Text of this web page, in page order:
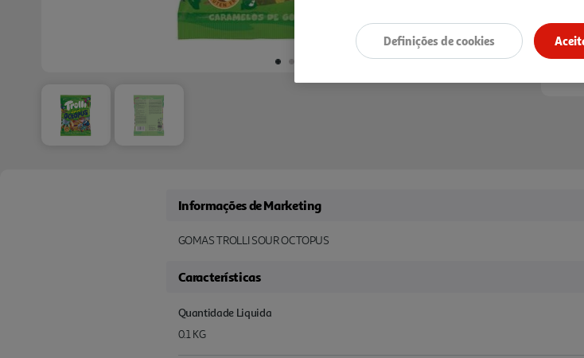
Informações de Marketing
GOMAS TROLLI SOUR OCTOPUS
Características
Quantidade Liquida
0.1 KG
Definições de cookies